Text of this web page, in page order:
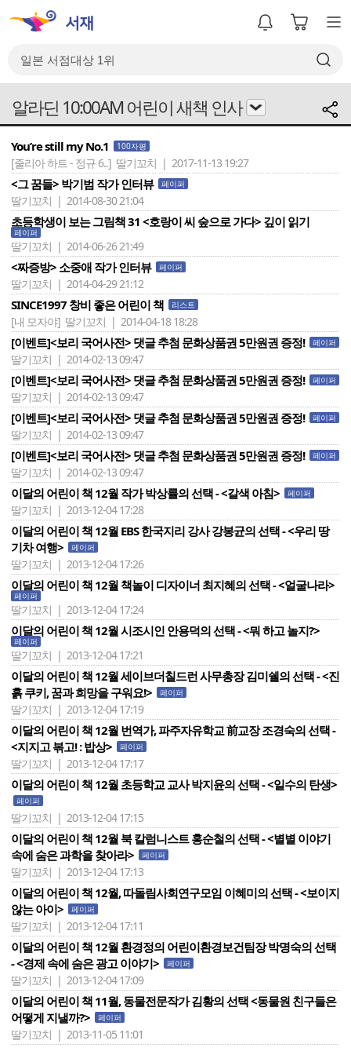
알라딘 10:00AM 어린이 새책 인사
You’re still my No.1 100자평
[줄리아 하트 - 정규 6..] 딸기꼬치 | 2017-11-13 19:27
<그 꿈들> 박기범 작가 인터뷰 페이퍼
딸기꼬치 | 2014-08-30 21:04
초등학생이 보는 그림책 31 <호랑이 씨 숲으로 가다> 깊이 읽기
페이퍼
딸기꼬치 | 2014-06-26 21:49
<짜증방> 소중애 작가 인터뷰 페이퍼
딸기꼬치 | 2014-04-29 21:12
SINCE1997 창비 좋은 어린이 책 리스트
[내 모자야] 딸기꼬치 | 2014-04-18 18:28
[이벤트]<보리 국어사전> 댓글 추첨 문화상품권 5만원권 증정! 페이퍼
딸기꼬치 | 2014-02-13 09:47
[이벤트]<보리 국어사전> 댓글 추첨 문화상품권 5만원권 증정! 페이퍼
딸기꼬치 | 2014-02-13 09:47
[이벤트]<보리 국어사전> 댓글 추첨 문화상품권 5만원권 증정! 페이퍼
딸기꼬치 | 2014-02-13 09:47
[이벤트]<보리 국어사전> 댓글 추첨 문화상품권 5만원권 증정! 페이퍼
딸기꼬치 | 2014-02-13 09:47
이달의 어린이 책 12월 작가 박상률의 선택 - <갈색 아침> 페이퍼
딸기꼬치 | 2013-12-04 17:28
이달의 어린이 책 12월 EBS 한국지리 강사 강봉균의 선택 - <우리 땅
기차 여행>
페이퍼
딸기꼬치 | 2013-12-04 17:26
이달의 어린이 책 12월 책놀이 디자이너 최지혜의 선택 - <얼굴나라>
페이퍼
딸기꼬치 | 2013-12-04 17:24
이달의 어린이 책 12월 시조시인 안용덕의 선택 - <뭐 하고 놀지?>
페이퍼
딸기꼬치 | 2013-12-04 17:21
이달의 어린이 책 12월 세이브더칠드런 사무총장 김미쉘의 선택 - <진
흙 쿠키, 꿈과 희망을 구워요!>
페이퍼
딸기꼬치 | 2013-12-04 17:19
이달의 어린이 책 12월 번역가, 파주자유학교 前교장 조경숙의 선택 -
<지지고 볶고! : 밥상>
페이퍼
딸기꼬치 | 2013-12-04 17:17
이달의 어린이 책 12월 초등학교 교사 박지윤의 선택 - <일수의 탄생>
페이퍼
딸기꼬치 | 2013-12-04 17:15
이달의 어린이 책 12월 북 칼럼니스트 홍순철의 선택 - <별별 이야기
속에 숨은 과학을 찾아라>
페이퍼
딸기꼬치 | 2013-12-04 17:13
이달의 어린이 책 12월, 따돌림사회연구모임 이혜미의 선택 - <보이지
않는 아이>
페이퍼
딸기꼬치 | 2013-12-04 17:11
이달의 어린이 책 12월 환경정의 어린이환경보건팀장 박명숙의 선택
- <경제 속에 숨은 광고 이야기>
페이퍼
딸기꼬치 | 2013-12-04 17:09
이달의 어린이 책 11월, 동물전문작가 김황의 선택 <동물원 친구들은
어떻게 지낼까?>
페이퍼
딸기꼬치 | 2013-11-05 11:01